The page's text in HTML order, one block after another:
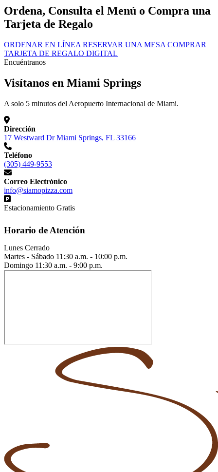
Ordena, Consulta el Menú o Compra una
Tarjeta de Regalo
ORDENAR EN LÍNEA RESERVAR UNA MESA COMPRAR
TARJETA DE REGALO DIGITAL
Encuéntranos
Visítanos en Miami Springs
A solo 5 minutos del Aeropuerto Internacional de Miami.
Dirección
17 Westward Dr Miami Springs, FL 33166
Teléfono
(305) 449-9553
Correo Electrónico
info@siamopizza.com
Estacionamiento Gratis
Horario de Atención
Lunes Cerrado
Martes - Sábado 11:30 a.m. - 10:00 p.m.
Domingo 11:30 a.m. - 9:00 p.m.